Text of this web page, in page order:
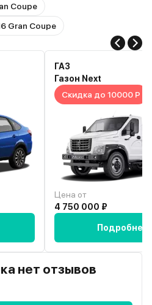
Coupe
Gran Coupe
ГАЗ
Газон Next
Скидка до 10000 Р
Цена от
4 750 000 ₽
Подробнее
нет отзывов